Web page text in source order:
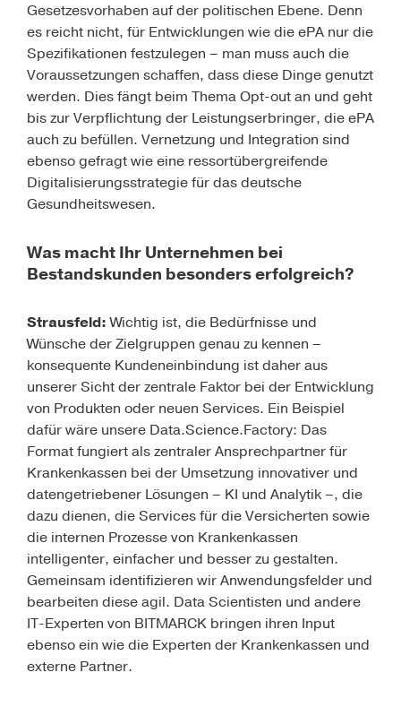
Gesetzesvorhaben auf der politischen Ebene. Denn
es reicht nicht, für Entwicklungen wie die ePA nur die
Spezifikationen festzulegen – man muss auch die
Voraussetzungen schaffen, dass diese Dinge genutzt
werden. Dies fängt beim Thema Opt-out an und geht
bis zur Verpflichtung der Leistungserbringer, die ePA
auch zu befüllen. Vernetzung und Integration sind
ebenso gefragt wie eine ressortübergreifende
Digitalisierungsstrategie für das deutsche
Gesundheitswesen.
Was macht Ihr Unternehmen bei
Bestandskunden besonders erfolgreich?
Strausfeld:Wichtig ist, die Bedürfnisse und
Wünsche der Zielgruppen genau zu kennen –
konsequente Kundeneinbindung ist daher aus
unserer Sicht der zentrale Faktor bei der Entwicklung
von Produkten oder neuen Services. Ein Beispiel
dafür wäre unsere Data.Science.Factory: Das
Format fungiert als zentraler Ansprechpartner für
Krankenkassen bei der Umsetzung innovativer und
datengetriebener Lösungen – KI und Analytik –, die
dazu dienen, die Services für die Versicherten sowie
die internen Prozesse von Krankenkassen
intelligenter, einfacher und besser zu gestalten.
Gemeinsam identifizieren wir Anwendungsfelder und
bearbeiten diese agil. Data Scientisten und andere
IT-Experten von BITMARCK bringen ihren Input
ebenso ein wie die Experten der Krankenkassen und
externe Partner.